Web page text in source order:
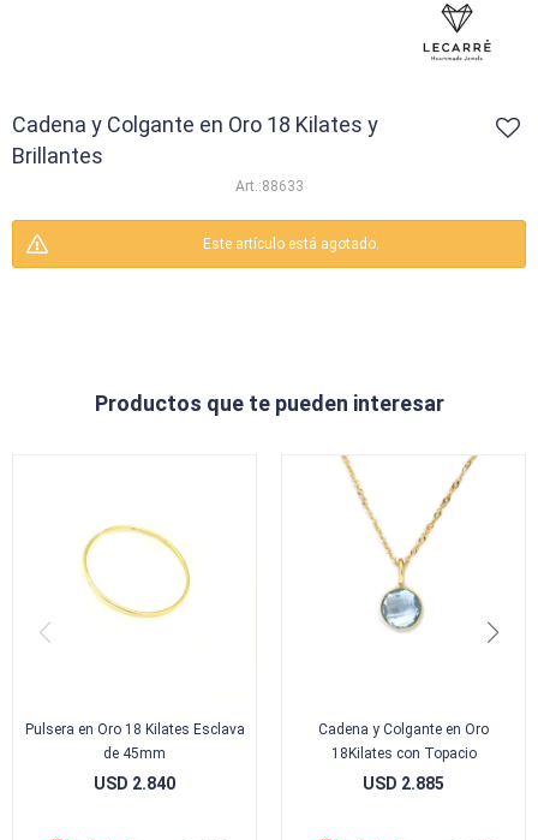
Cadena y Colgante en Oro 18 Kilates y
Brillantes
88633
Este artículo está agotado.
Productos que te pueden interesar
Pulsera en Oro 18 Kilates Esclava
de 45mm
USD 2.840
Cadena y Colgante en Oro
18Kilates con Topacio
USD 2.885